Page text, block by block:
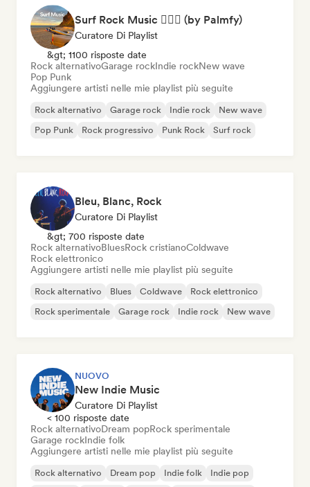
Surf Rock Music 🏄🏻‍♂️ (by Palmfy)
Curatore Di Playlist
&gt; 1100 risposte date
Rock alternativoGarage rockIndie rockNew wave
Pop Punk
Aggiungere artisti nelle mie playlist più seguite
Rock alternativo Garage rock Indie rock
New wave
Pop Punk
Rock progressivo Punk Rock Surf rock
Bleu, Blanc, Rock
Curatore Di Playlist
&gt; 700 risposte date
Rock alternativoBluesRock cristianoColdwave
Rock elettronico
Aggiungere artisti nelle mie playlist più seguite
Rock alternativo Blues Coldwave
Rock elettronico
Rock sperimentale
Garage rock Indie rock New wave
NUOVO
New Indie Music
Curatore Di Playlist
< 100 risposte date
Rock alternativoDream popRock sperimentale
Garage rockIndie folk
Aggiungere artisti nelle mie playlist più seguite
Rock alternativo Dream pop Indie folk Indie pop